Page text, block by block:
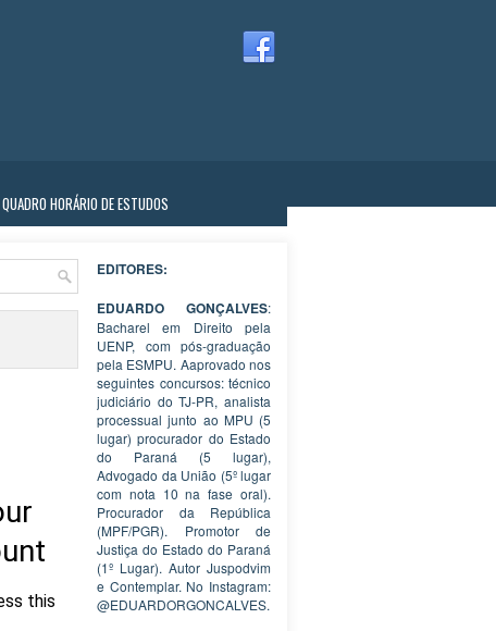
QUADRO HORÁRIO DE ESTUDOS
EDITORES:
EDUARDO GONÇALVES:
Bacharel em Direito pela
UENP, com pós-graduação
pela ESMPU. Aaprovado nos
seguintes concursos: técnico
judiciário do TJ-PR, analista
processual junto ao MPU (5
lugar) procurador do Estado
do Paraná (5 lugar),
Advogado da União (5º lugar
com nota 10 na fase oral).
Procurador da República
(MPF/PGR). Promotor de
Justiça do Estado do Paraná
(1º Lugar). Autor Juspodvim
e Contemplar. No Instagram:
@EDUARDORGONCALVES.